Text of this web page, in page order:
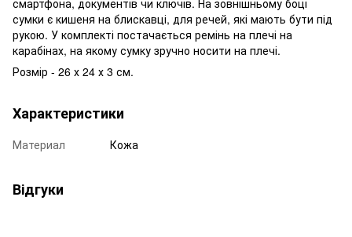
сумки є кишеня на блискавці, для речей, які мають бути під
рукою. У комплекті постачається ремінь на плечі на
карабінах, на якому сумку зручно носити на плечі.
Розмір - 26 х 24 х 3 см.
Характеристики
Материал Кожа
Відгуки